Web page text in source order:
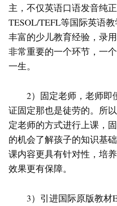
主，不仅英语口语发音纯
TESOL/TEFL等国际英语
丰富的少儿教育经验，录
非常重要的一个环节，一
一生。
2）固定老师，老师即
证固定那也是徒劳的。所
定老师的方式进行上课，
的机会了解孩子的知识基
课内容更具有针对性，培
效果更有保障。
3）引进国际原版教材